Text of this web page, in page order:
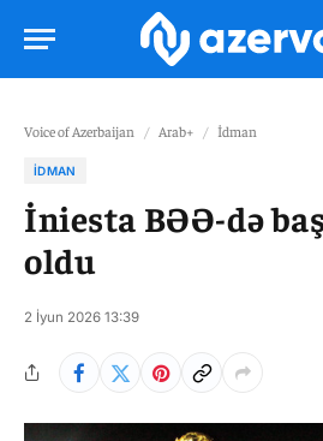
Voice of Azerbaijan / Arab+ / İdman
İDMAN
İniesta BƏƏ-də
oldu
2 İyun 2026 13:39